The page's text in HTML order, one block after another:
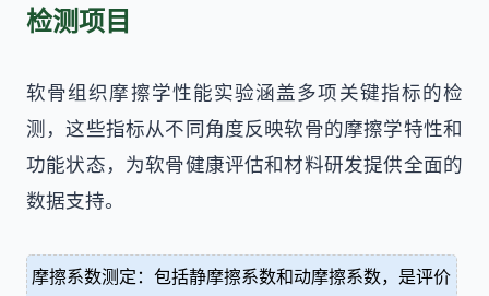
检测项目
软骨组织摩擦学性能实验涵盖多项关键指标的检
测，这些指标从不同角度反映软骨的摩擦学特性和
功能状态，为软骨健康评估和材料研发提供全面的
数据支持。
摩擦系数测定：包括静摩擦系数和动摩擦系数，是评价